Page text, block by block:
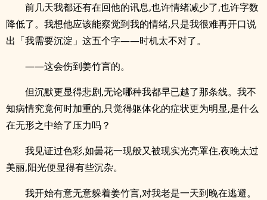
前几天我都还有在回他的讯息,也许情绪减少了,也许字数
降低了。我想他应该能察觉到我的情绪,只是我很难再开口说
出「我需要沉淀」这五个字——时机太不对了。
——这会伤到姜竹言的。
但沉默更显得悲剧,无论哪种我都早已越了那条线。我不
知病情究竟何时加重的,只觉得躯体化的症状更为明显,是什么
在无形之中给了压力吗？
我见证过色彩,如曇花一现般又被现实光亮罩住,夜晚太过
美丽,阳光便显得有些沉杂。
我开始有意无意躲着姜竹言,对我老是一天到晚在逃避。